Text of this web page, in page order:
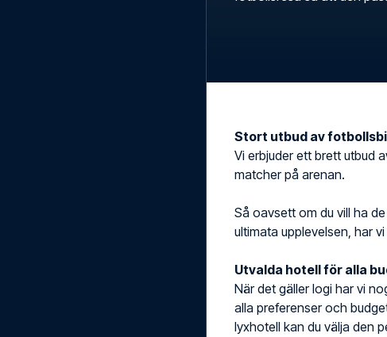
Stort utbud av
Vi erbjuder ett brett utbud
matcher på arenan.
Så oavsett om du vill ha
ultimata upplevelsen, har
Utvalda hotell för alla
När det gäller logi har vi
alla preferenser och
lyxhotell kan du välja den